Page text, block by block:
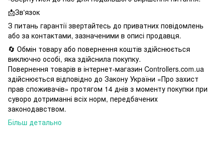
📩Зв'язок
З питань гарантії звертайтесь до приватних повідомлень
або за контактами, зазначеними в описі продавця.
🔄 Обмін товару або повернення коштів здійснюється
виключно особі, яка здійснила покупку.
Повернення товарів в інтернет-магазин Controllers.com.ua
здійснюється відповідно до Закону України «Про захист
прав споживачів» протягом 14 днів з моменту покупки при
суворо дотриманні всіх норм, передбачених
законодавством.
Більш детально